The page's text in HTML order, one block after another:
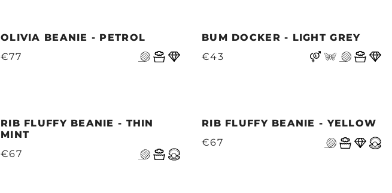
OLIVIA BEANIE - PETROL
€77
BUM DOCKER - LIGHT GREY
€43
RIB FLUFFY BEANIE - THIN
MINT
€67
RIB FLUFFY BEANIE - YELLOW
€67